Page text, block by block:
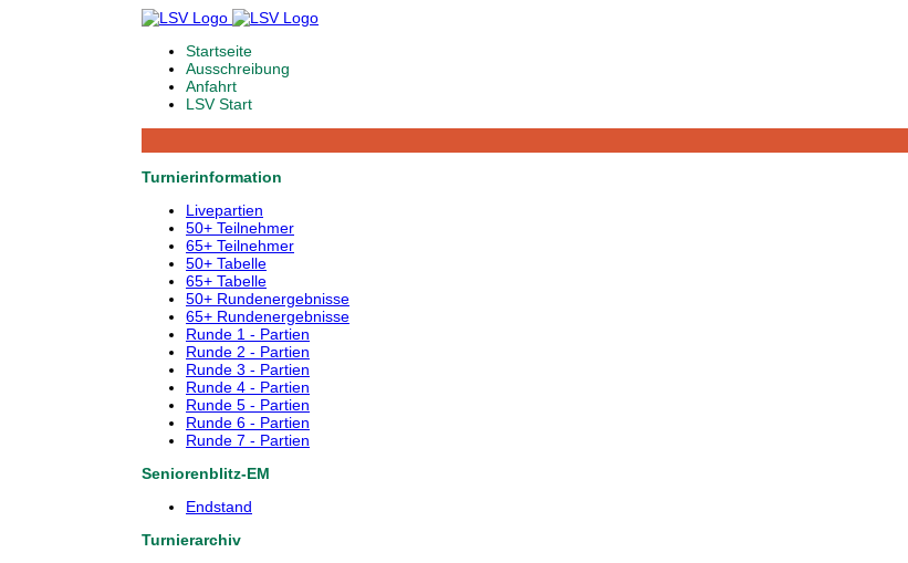
Startseite
Ausschreibung
Anfahrt
LSV Start
Turnierinformation
Livepartien
50+ Teilnehmer
65+ Teilnehmer
50+ Tabelle
65+ Tabelle
50+ Rundenergebnisse
65+ Rundenergebnisse
Runde 1 - Partien
Runde 2 - Partien
Runde 3 - Partien
Runde 4 - Partien
Runde 5 - Partien
Runde 6 - Partien
Runde 7 - Partien
Seniorenblitz-EM
Endstand
Turnierarchiv